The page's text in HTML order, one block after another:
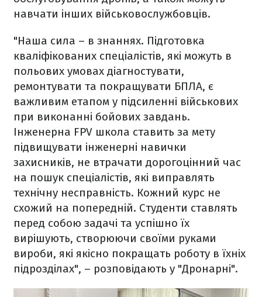
навчати інших військовослужбовців.
"Наша сила – в знаннях. Підготовка
кваліфікованих спеціалістів, які можуть в
польових умовах діагностувати,
ремонтувати та покращувати БПЛА, є
важливим етапом у підсиленні військових
при виконанні бойових завдань.
Інженерна FPV школа ставить за мету
підвищувати інженерні навички
захисників, не втрачати дорогоцінний час
на пошук спеціалістів, які виправлять
технічну несправність. Кожний курс не
схожий на попередній. Студенти ставлять
перед собою задачі та успішно їх
вирішують, створюючи своїми руками
вироби, які якісно покращать роботу в їхніх
підрозділах", – розповідають у "Дронарні".